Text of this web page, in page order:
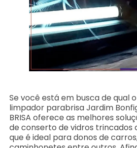
Se você está em busca de qual
limpador parabrisa Jardim
BRISA oferece as melhores
de conserto de vidros trincados
que é ideal para donos de